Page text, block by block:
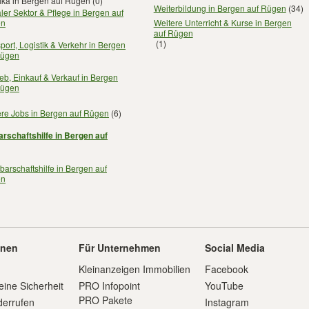
Sektor & Pflege in Bergen auf
Logistik & Verkehr in Bergen
Einkauf & Verkauf in Bergen
Jobs in Bergen auf Rügen (6)
in Bergen auf
in Bergen auf
Weiterbildung in Bergen auf Rügen (34)
Weitere Unterricht & Kurse in Bergen
auf Rügen
(1)
Sicherheit
Für Unternehmen
Kleinanzeigen Immobilien
PRO Infopoint
PRO Pakete
Social Media
Facebook
YouTube
Instagram